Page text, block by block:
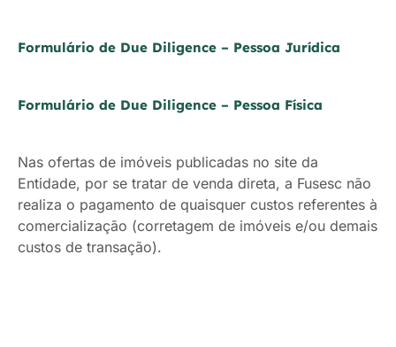
Formulário de Due Diligence – Pessoa Jurídica
Formulário de Due Diligence – Pessoa Física
Nas ofertas de imóveis publicadas no site da
Entidade, por se tratar de venda direta, a Fusesc não
realiza o pagamento de quaisquer custos referentes à
comercialização (corretagem de imóveis e/ou demais
custos de transação).